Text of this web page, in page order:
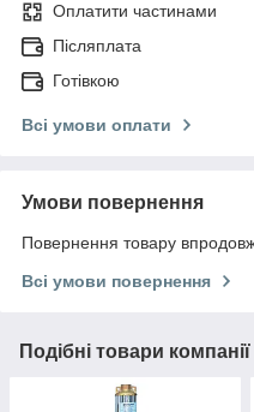
Оплатити частинами
Післяплата
Готівкою
Всі умови оплати
Умови повернення
Повернення товару
Всі умови повернення
Подібні товари компанії